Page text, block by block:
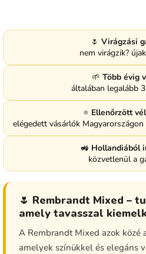
🌷 Virágzási
nem virágzik?
🌱 Több évig
általában legalább
⭐ Ellenőrzött
elégedett vásárlók
🚜 Hollandiából
közvetlenül a
🌷 Rembrandt Mixed –
amely tavasszal
A Rembrandt Mixed azok közé
amelyek színükkel és elegáns